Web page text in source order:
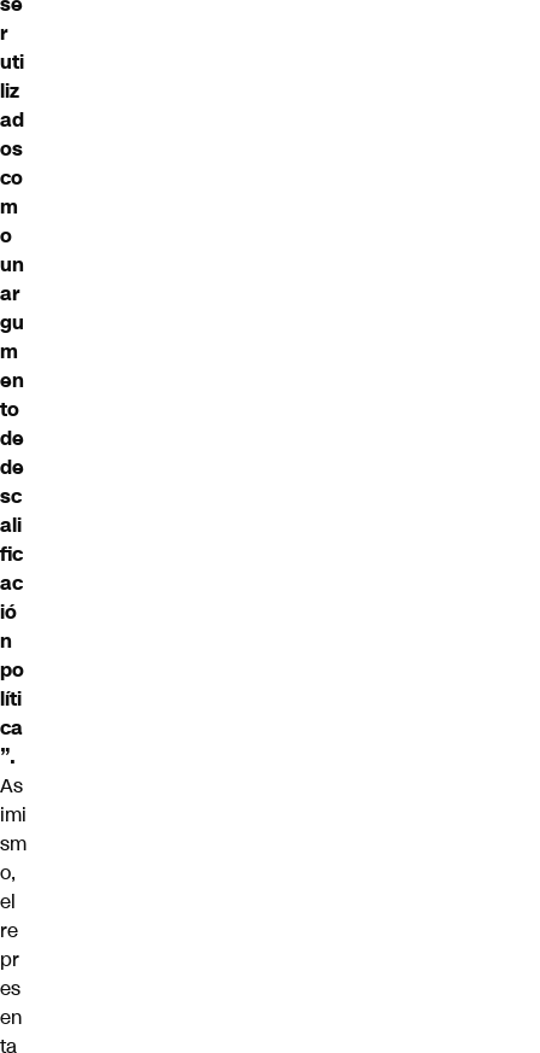
r
uti
liz
ad
os
co
m
o
un
ar
gu
m
en
to
de
de
sc
ali
fic
ac
ió
n
po
líti
ca
”.
As
imi
sm
o,
el
re
pr
es
en
ta